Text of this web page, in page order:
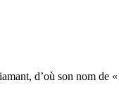
d’où son nom de «